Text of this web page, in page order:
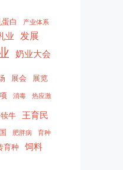
白 产业体系
业 发展
奶业大会
展会
展览
消毒 热应激
犊牛 王育民
肥胖病
育种
育种 饲料